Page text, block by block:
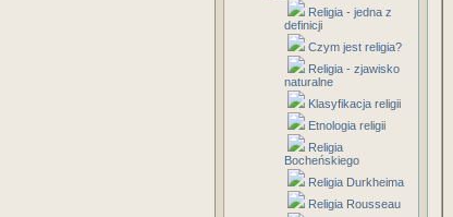
Religia - jedna z
definicji
Czym jest religia?
Religia - zjawisko
naturalne
Klasyfikacja religii
Etnologia religii
Religia
Bocheńskiego
Religia Durkheima
Religia Rousseau